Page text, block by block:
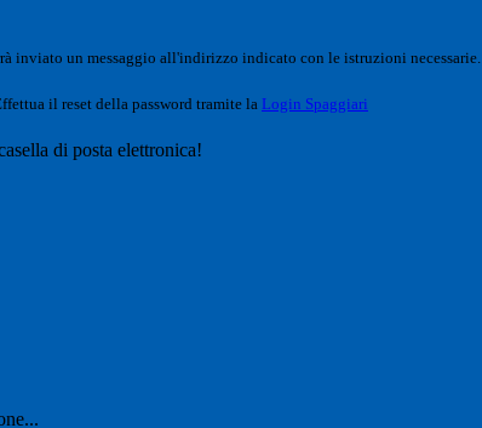
inviato un messaggio all'indirizzo indicato con le istruzioni necessarie.
il reset della password tramite la Login Spaggiari
di posta elettronica!